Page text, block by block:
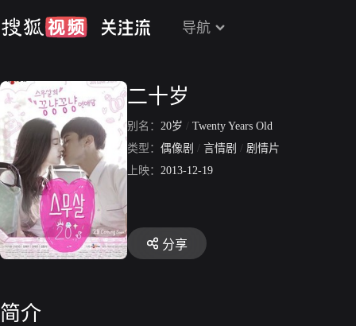
导航
二十岁
别名： 20岁 / Twenty Years Old
类型： 偶像剧 / 言情剧 / 剧情片
上映： 2013-12-19
分享
简介